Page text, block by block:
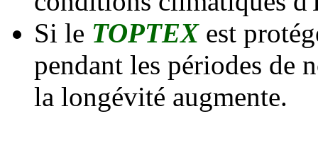
Si le TOPTEXest
pendant les périodes de
la longévité augmente.